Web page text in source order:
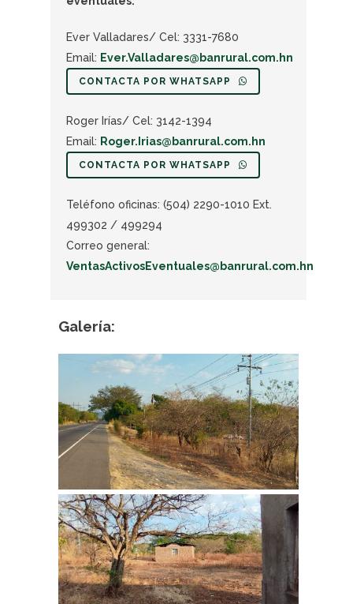
Ever Valladares/ Cel: 3331-7680
Email: Ever.Valladares@banrural.com.hn
CONTACTA POR WHATSAPP
Roger Irías/ Cel: 3142-1394
Email: Roger.Irias@banrural.com.hn
CONTACTA POR WHATSAPP
Teléfono oficinas: (504) 2290-1010 Ext.
499302 / 499294
Correo general:
VentasActivosEventuales@banrural.com.hn
Galería: